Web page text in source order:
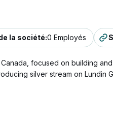
la société:0 Employés
focused on building
silver stream on